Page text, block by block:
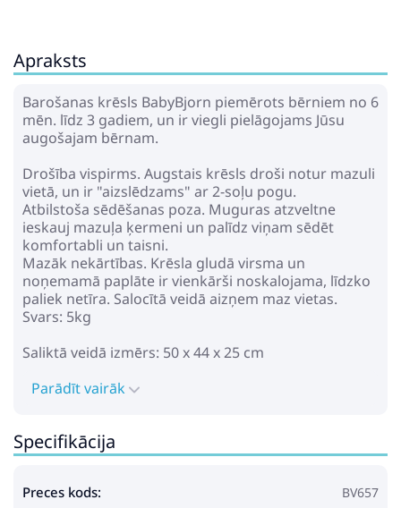
Apraksts
Barošanas krēsls BabyBjorn piemērots bērniem no 6
mēn. līdz 3 gadiem, un ir viegli pielāgojams Jūsu
augošajam bērnam.
Drošība vispirms. Augstais krēsls droši notur mazuli
vietā, un ir "aizslēdzams" ar 2-soļu pogu.
Atbilstoša sēdēšanas poza. Muguras atzveltne
ieskauj mazuļa ķermeni un palīdz viņam sēdēt
komfortabli un taisni.
Mazāk nekārtības. Krēsla gludā virsma un
noņemamā paplāte ir vienkārši noskalojama, līdzko
paliek netīra. Salocītā veidā aizņem maz vietas.
Svars: 5kg
Saliktā veidā izmērs: 50 x 44 x 25 cm
Parādīt vairāk
Specifikācija
Preces kods: BV657